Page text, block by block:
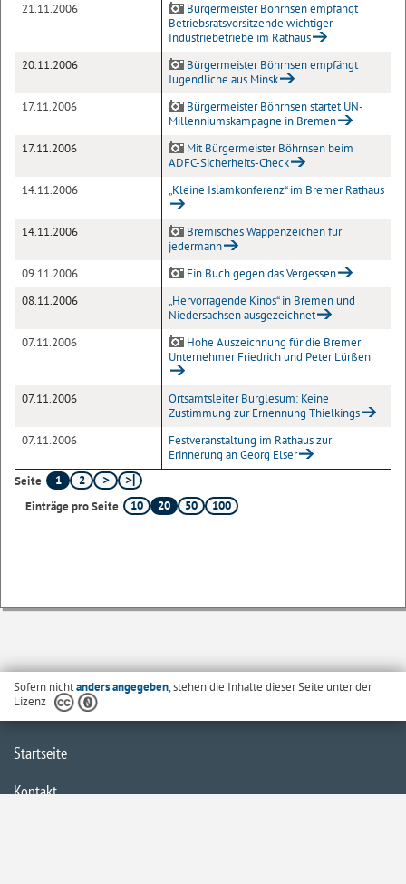
21.11.2006
Bürgermeister Böhrnsen empfängt
Betriebsratsvorsitzende wichtiger
Industriebetriebe im Rathaus
20.11.2006
Bürgermeister Böhrnsen empfängt
Jugendliche aus Minsk
17.11.2006
Bürgermeister Böhrnsen startet UN-
Millenniumskampagne in Bremen
17.11.2006
Mit Bürgermeister Böhrnsen beim
ADFC-Sicherheits-Check
14.11.2006
„Kleine Islamkonferenz“ im Bremer Rathaus
14.11.2006
Bremisches Wappenzeichen für
jedermann
09.11.2006
Ein Buch gegen das Vergessen
08.11.2006
„Hervorragende Kinos“ in Bremen und
Niedersachsen ausgezeichnet
07.11.2006
Hohe Auszeichnung für die Bremer
Unternehmer Friedrich und Peter Lürßen
07.11.2006
Ortsamtsleiter Burglesum: Keine
Zustimmung zur Ernennung Thielkings
07.11.2006
Festveranstaltung im Rathaus zur
Erinnerung an Georg Elser
Seite
1
2
Einträge pro Seite
10 20 50 100
Sofern nichtanders angegeben, stehen die Inhalte dieser Seite unter der
Lizenz
Startseite
Kontakt